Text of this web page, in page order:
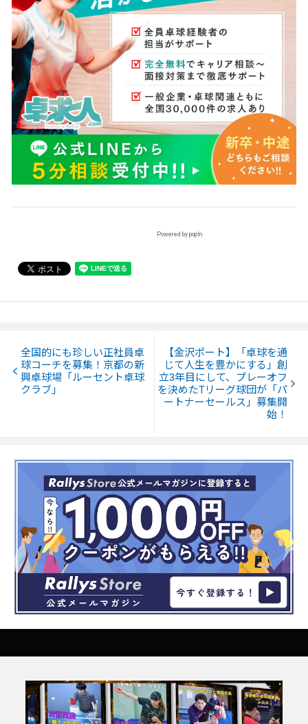
Powered by popIn
全国的にも珍しい正社員卓
球コーチを募集！京都の新
興卓球場「ルーセント卓球
クラブ」
【金沢ポート】「卓球を通
じて人生を豊かにする」創
立3年目にして、プレーオフ
を決めたTリーグ球団が「パ
ートナーセールス」募集開
始！